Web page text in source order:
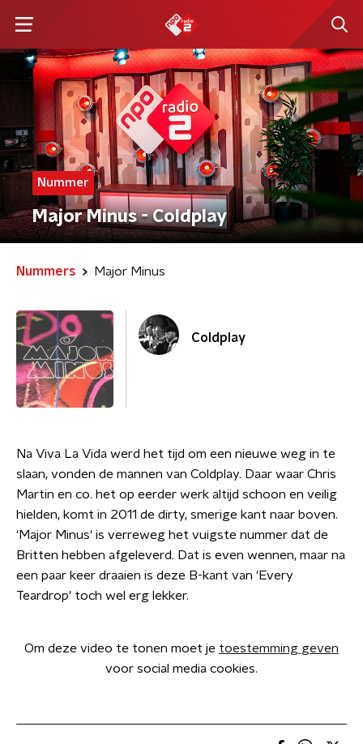
Nummer
Major Minus - Coldplay
Nummers Major Minus
Coldplay
Na Viva La Vida werd het tijd om een nieuwe weg in te
slaan, vonden de mannen van Coldplay. Daar waar Chris
Martin en co. het op eerder werk altijd schoon en veilig
hielden, komt in 2011 de dirty, smerige kant naar boven.
'Major Minus' is verreweg het vuigste nummer dat de
Britten hebben afgeleverd. Dat is even wennen, maar na
een paar keer draaien is deze B-kant van 'Every
Teardrop' toch wel erg lekker.
Om deze video te tonen moet je toestemming geven
voor social media cookies.